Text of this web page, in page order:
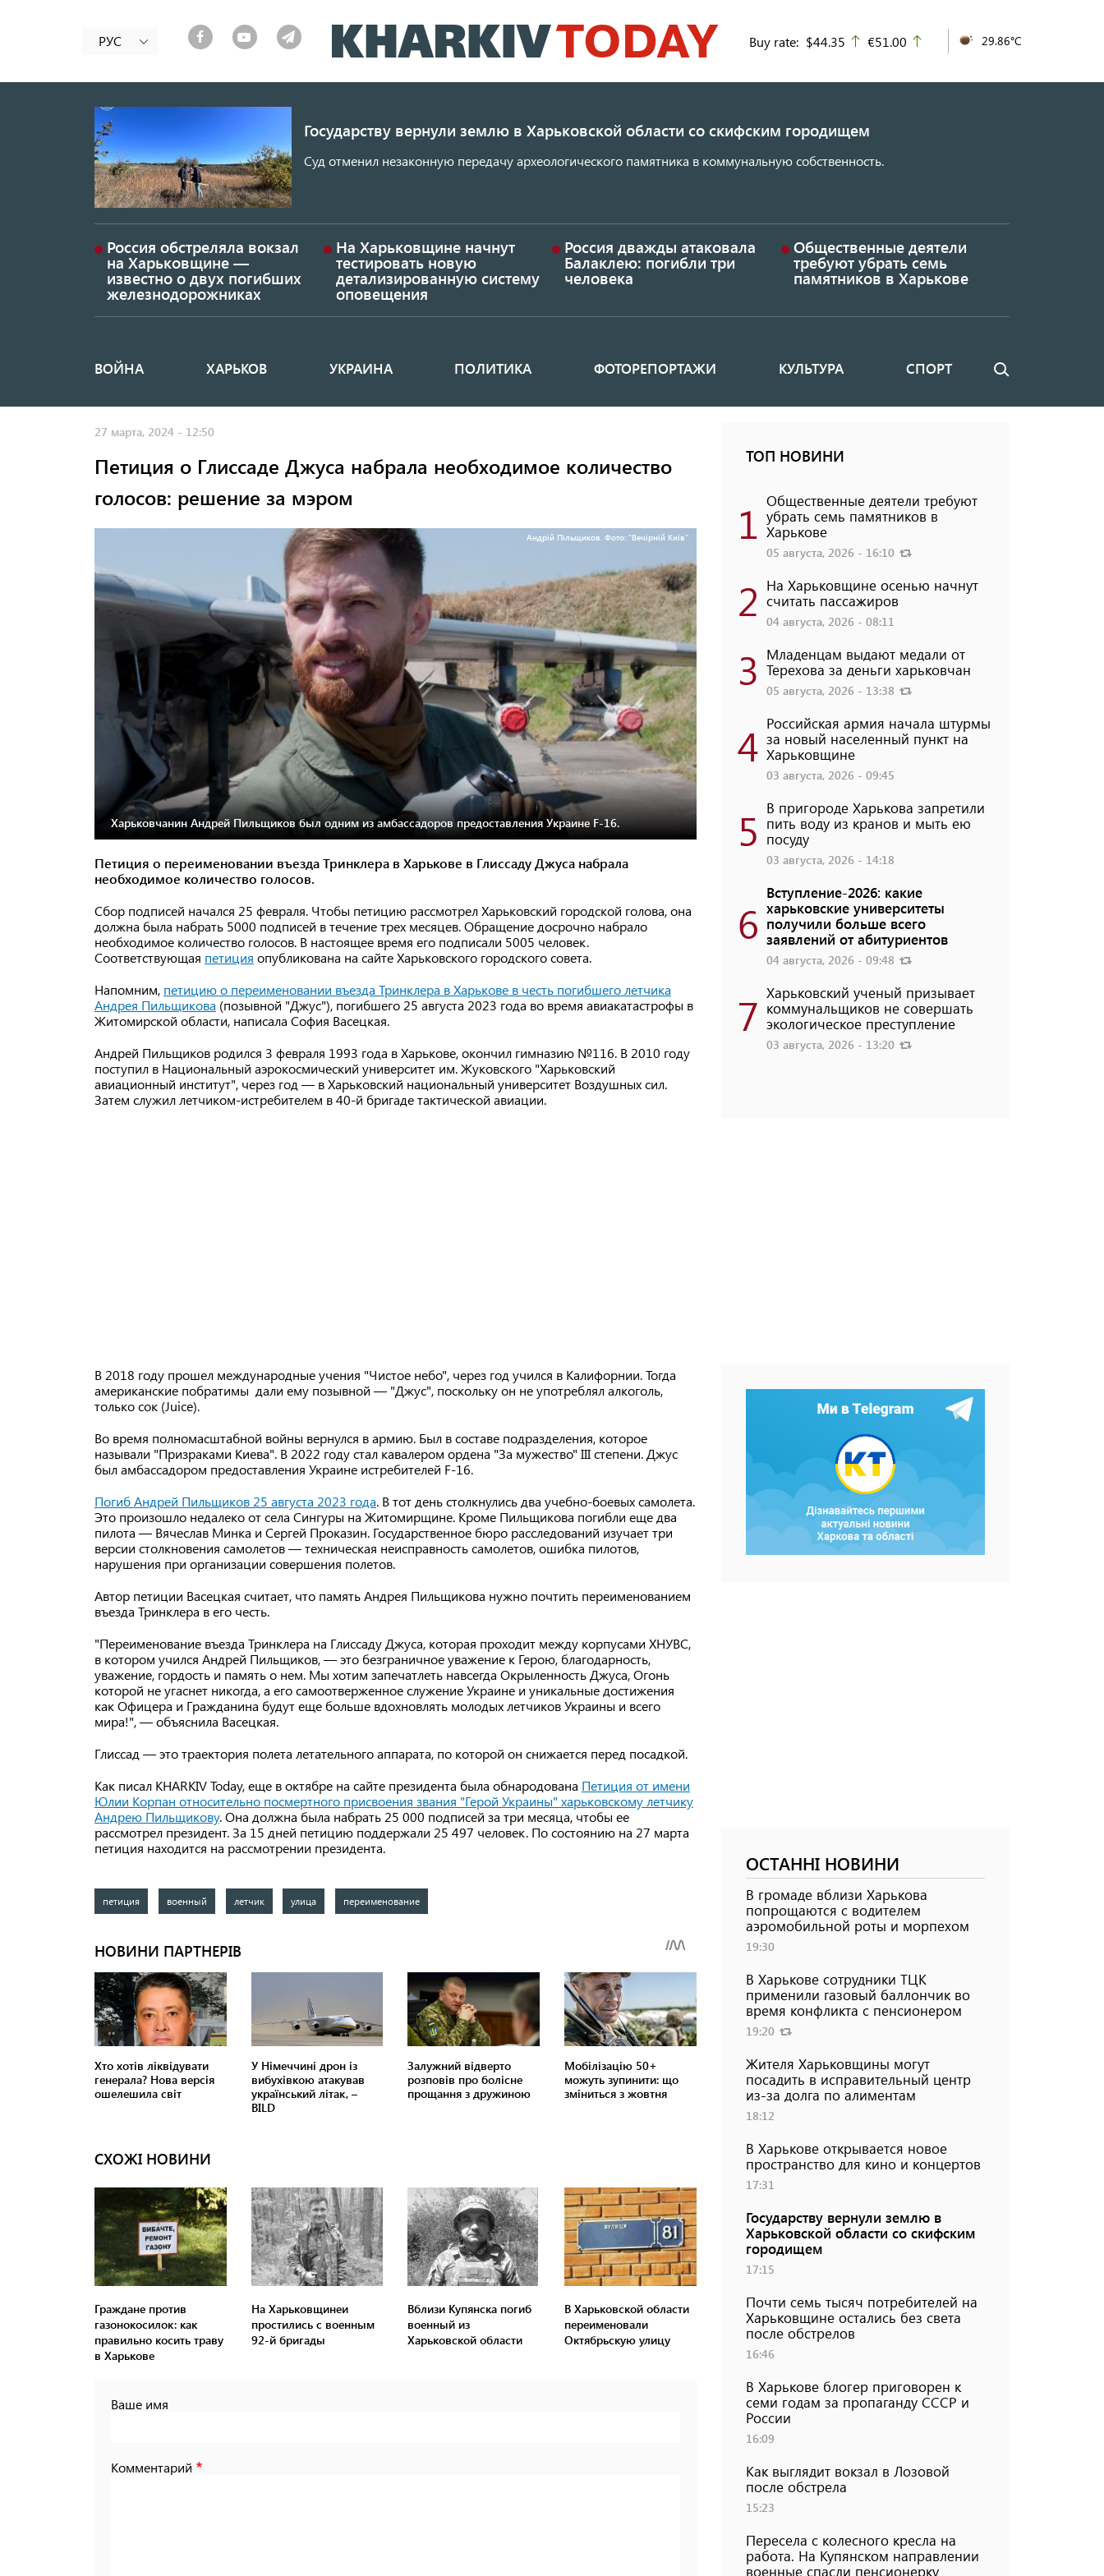
к
основному
РУС Buy rate: $44.35 up
€51.00 29.86°C
Государству вернули землю в Харьковской области со скифским городищем
Суд отменил незаконную передачу археологического памятника в коммунальную собственность.
Россия обстреляла вокзал
на Харьковщине —
известно о двух погибших
железнодорожниках
На Харьковщине начнут
тестировать новую
детализированную систему
оповещения
Россия дважды атаковала
Балаклею: погибли три
человека
Общественные деятели
требуют убрать семь
памятников в Харькове
Основная
ВОЙНА ХАРЬКОВ УКРАИНА ПОЛИТИКА ФОТОРЕПОРТАЖИ КУЛЬТУРА СПОРТ Поиск
27 марта, 2024 - 12:50
Петиция о Глиссаде Джуса набрала необходимое количество
голосов: решение за мэром
Андрій Пільщиков. Фото: "Вечірній Київ"
Харьковчанин Андрей Пильщиков был одним из амбассадоров предоставления Украине F-16.
Петиция о переименовании въезда Тринклера в Харькове в Глиссаду Джуса набрала
необходимое количество голосов.
Сбор подписей начался 25 февраля. Чтобы петицию рассмотрел Харьковский городской голова, она
должна была набрать 5000 подписей в течение трех месяцев. Обращение досрочно набрало
необходимое количество голосов. В настоящее время его подписали 5005 человек.
Соответствующая петиция опубликована на сайте Харьковского городского совета.
Напомним, петицию о переименовании въезда Тринклера в Харькове в честь погибшего летчика
Андрея Пильщикова (позывной "Джус"), погибшего 25 августа 2023 года во время авиакатастрофы в
Житомирской области, написала София Васецкая.
Андрей Пильщиков родился 3 февраля 1993 года в Харькове, окончил гимназию №116. В 2010 году
поступил в Национальный аэрокосмический университет им. Жуковского "Харьковский
авиационный институт", через год — в Харьковский национальный университет Воздушных сил.
Затем служил летчиком-истребителем в 40-й бригаде тактической авиации.
В 2018 году прошел международные учения "Чистое небо", через год учился в Калифорнии. Тогда
американские побратимы дали ему позывной — "Джус", поскольку он не употреблял алкоголь,
только сок (Juice).
Во время полномасштабной войны вернулся в армию. Был в составе подразделения, которое
называли "Призраками Киева". В 2022 году стал кавалером ордена "За мужество" III степени. Джус
был амбассадором предоставления Украине истребителей F-16.
Погиб Андрей Пильщиков 25 августа 2023 года. В тот день столкнулись два учебно-боевых самолета.
Это произошло недалеко от села Сингуры на Житомирщине. Кроме Пильщикова погибли еще два
пилота — Вячеслав Минка и Сергей Проказин. Государственное бюро расследований изучает три
версии столкновения самолетов — техническая неисправность самолетов, ошибка пилотов,
нарушения при организации совершения полетов.
Автор петиции Васецкая считает, что память Андрея Пильщикова нужно почтить переименованием
въезда Тринклера в его честь.
"Переименование въезда Тринклера на Глиссаду Джуса, которая проходит между корпусами ХНУВС,
в котором учился Андрей Пильщиков, — это безграничное уважение к Герою, благодарность,
уважение, гордость и память о нем. Мы хотим запечатлеть навсегда Окрыленность Джуса, Огонь
которой не угаснет никогда, а его самоотверженное служение Украине и уникальные достижения
как Офицера и Гражданина будут еще больше вдохновлять молодых летчиков Украины и всего
мира!", — объяснила Васецкая.
Глиссад — это траектория полета летательного аппарата, по которой он снижается перед посадкой.
Как писал KHARKIV Today, еще в октябре на сайте президента была обнародована Петиция от имени
Юлии Корпан относительно посмертного присвоения звания "Герой Украины" харьковскому летчику
Андрею Пильщикову. Она должна была набрать 25 000 подписей за три месяца, чтобы ее
рассмотрел президент. За 15 дней петицию поддержали 25 497 человек. По состоянию на 27 марта
петиция находится на рассмотрении президента.
петиция военный летчик улица переименование
СХОЖІ НОВИНИ
Граждане против
газонокосилок: как
правильно косить траву
в Харькове
На Харьковщинеи
простились с военным
92-й бригады
Вблизи Купянска погиб
военный из
Харьковской области
В Харьковской области
переименовали
Октябрьскую улицу
Ваше имя
Комментарий
ТОП НОВИНИ
1 Общественные деятели требуют
убрать семь памятников в
Харькове
05 августа, 2026 - 16:10
2 На Харьковщине осенью начнут
считать пассажиров
04 августа, 2026 - 08:11
3 Младенцам выдают медали от
Терехова за деньги харьковчан
05 августа, 2026 - 13:38
4 Российская армия начала штурмы
за новый населенный пункт на
Харьковщине
03 августа, 2026 - 09:45
5 В пригороде Харькова запретили
пить воду из кранов и мыть ею
посуду
03 августа, 2026 - 14:18
6
Вступление-2026: какие
харьковские университеты
получили больше всего
заявлений от абитуриентов
04 августа, 2026 - 09:48
7 Харьковский ученый призывает
коммунальщиков не совершать
экологическое преступление
03 августа, 2026 - 13:20
ОСТАННІ НОВИНИ
В громаде вблизи Харькова
попрощаются с водителем
аэромобильной роты и морпехом
19:30
В Харькове сотрудники ТЦК
применили газовый баллончик во
время конфликта с пенсионером
19:20
Жителя Харьковщины могут
посадить в исправительный центр
из-за долга по алиментам
18:12
В Харькове открывается новое
пространство для кино и концертов
17:31
Государству вернули землю в
Харьковской области со скифским
городищем
17:15
Почти семь тысяч потребителей на
Харьковщине остались без света
после обстрелов
16:46
В Харькове блогер приговорен к
семи годам за пропаганду СССР и
России
16:09
Как выглядит вокзал в Лозовой
после обстрела
15:23
Пересела с колесного кресла на
работа. На Купянском направлении
военные спасли пенсионерку